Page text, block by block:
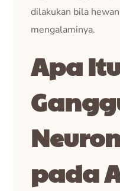
dilakukan bila
mengalaminya.
Apa
pada